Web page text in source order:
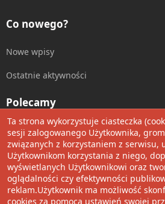
Co nowego?
Nowe wpisy
Ostatnie aktywności
Polecamy
Wolnościowe cytaty
Udostępnij
Facebook
TwitterRedditPinterest
Tumblr
Ta strona wykorzystuje ciasteczka
sesji zalogowanego Użytkownika,
związanych z korzystaniem z serwisu,
Użytkownikom korzystania z niego,
wyświetlanych Użytkownikowi oraz
oglądalności czy efektywności
reklam.Użytkownik ma możliwość
cookies za pomocą ustawień swojej